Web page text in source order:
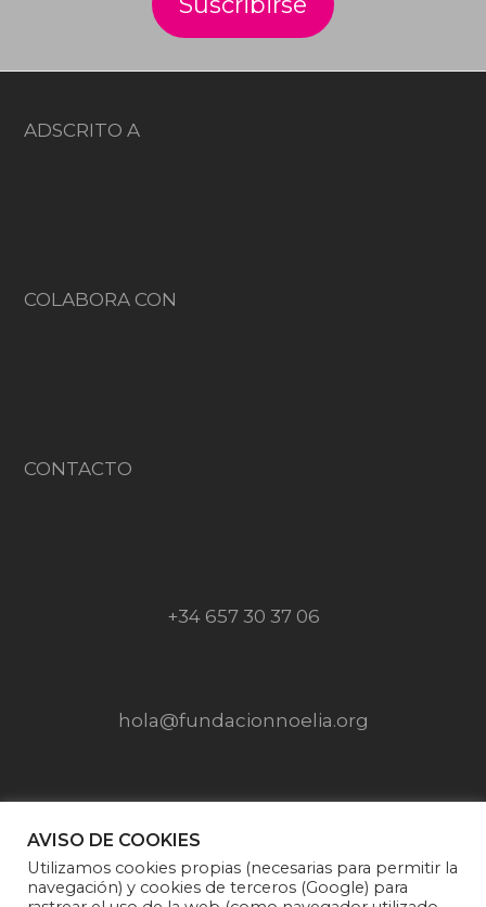
ADSCRITO A
COLABORA CON
CONTACTO
+34 657 30 37 06
hola@fundacionnoelia.org
AVISO DE COOKIES
Utilizamos cookies propias (necesarias para permitir la
navegación) y cookies de terceros (Google) para